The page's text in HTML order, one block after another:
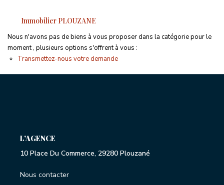
Exclusivités
ESTIMATION GRATUITE
Immobilier PLOUZANE
Nous n'avons pas de biens à vous proposer dans la catégorie pour le
moment , plusieurs options s'offrent à vous :
Transmettez-nous votre demande
L'AGENCE
10 Place Du Commerce, 29280 Plouzané
Nous contacter